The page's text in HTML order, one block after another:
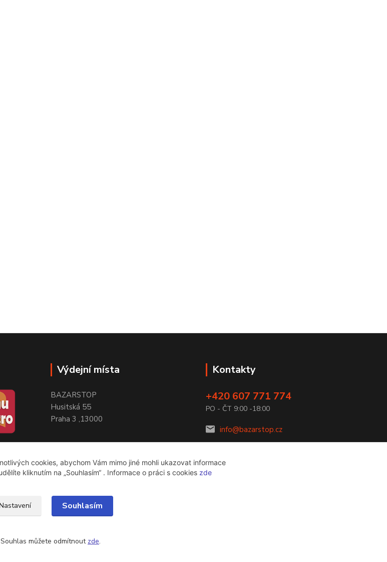
Výdejní místa
BAZARSTOP
Husitská 55
Praha 3 ,13000
Kontakty
+420 607 771 774
PO - ČT 9:00 -18:00
info@bazarstop.cz
cookies, abychom Vám mimo jiné mohli ukazovat informace
kliknutím na „Souhlasím“ . Informace o práci s cookies zde
Souhlasím
Souhlas můžete odmítnout zde.